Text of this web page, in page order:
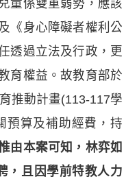
童係雙重弱勢，應該
《身心障礙者權利公
透過立法及行政，更
育權益。故教育部於
推動計畫(113-117學
預算及補助經費，持
由本案可知，林弈如
，且因學前特教人力